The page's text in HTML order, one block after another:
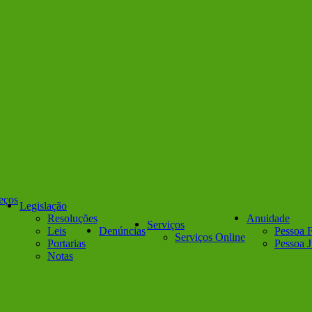
Legislação
Resoluções
Leis
Portarias
Notas
Denúncias
Serviços
Serviços Online
Anuidade
Pessoa
Pessoa